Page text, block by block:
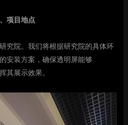
项目地点
究院。我们将根据研究院的具体环
安装方案，确保透明屏能够
其展示效果。